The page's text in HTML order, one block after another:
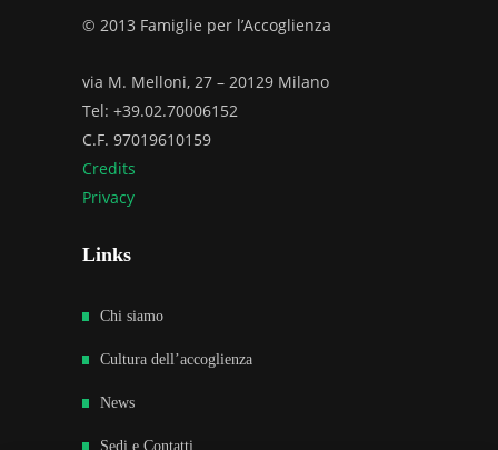
© 2013 Famiglie per l’Accoglienza
via M. Melloni, 27 – 20129 Milano
Tel: +39.02.70006152
C.F. 97019610159
Credits
Privacy
Links
Chi siamo
Cultura dell’accoglienza
News
Sedi e Contatti